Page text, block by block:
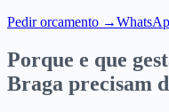
Pedir orcamento →
Porque e que
Braga precisam